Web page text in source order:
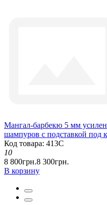
Мангал-барбекю 5 мм
шампуров с подставкой под
Код товара: 413С
10
8 800грн.8 300грн.
В корзину